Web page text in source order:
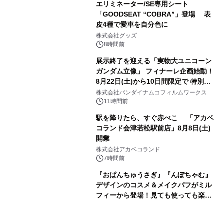
エリミネーター/SE専用シート
「GOODSEAT “COBRA”」登場 表
皮4種で愛車を自分色に
株式会社グッズ
8時間前
展示終了を迎える「実物大ユニコーン
ガンダム立像」 フィナーレ企画始動！
8月22日(土)から10日間限定で 特別映
像『UNICORN GUNDAM Statue ―
BEYOND POSSIBILITY ―』を上映！
株式会社バンダイナムコフィルムワークス
11時間前
駅を降りたら、すぐ赤べこ 「アカベ
コランド会津若松駅前店」8月8日(土)
開業
株式会社アカベコランド
7時間前
『おぱんちゅうさぎ』『んぽちゃむ』
デザインのコスメ＆メイクパフがミル
フィーから登場！見ても使っても楽し